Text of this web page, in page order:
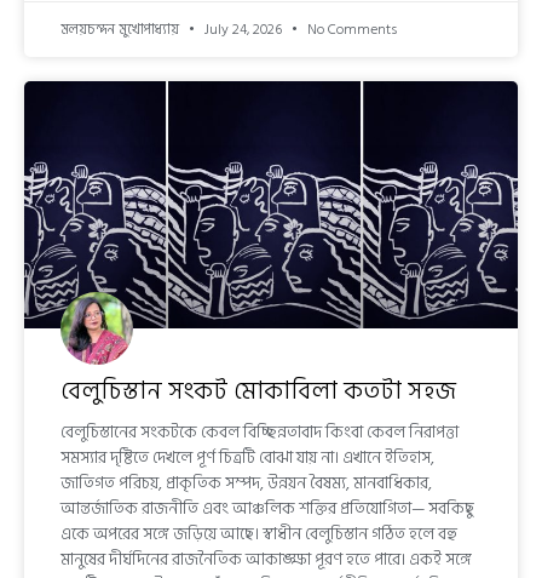
মলয়চন্দন মুখোপাধ্যায়
July 24, 2026 No Comments
বেলুচিস্তান সংকট মোকাবিলা কতটা সহজ
বেলুচিস্তানের সংকটকে কেবল বিচ্ছিন্নতাবাদ কিংবা কেবল নিরাপত্তা
সমস্যার দৃষ্টিতে দেখলে পূর্ণ চিত্রটি বোঝা যায় না। এখানে ইতিহাস,
জাতিগত পরিচয়, প্রাকৃতিক সম্পদ, উন্নয়ন বৈষম্য, মানবাধিকার,
আন্তর্জাতিক রাজনীতি এবং আঞ্চলিক শক্তির প্রতিযোগিতা— সবকিছু
একে অপরের সঙ্গে জড়িয়ে আছে। স্বাধীন বেলুচিস্তান গঠিত হলে বহু
মানুষের দীর্ঘদিনের রাজনৈতিক আকাঙ্ক্ষা পূরণ হতে পারে। একই সঙ্গে